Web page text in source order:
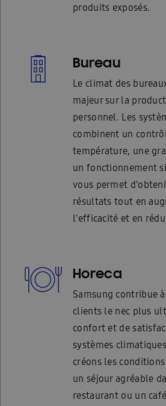
produits exposés.
Bureau
Le climat des
majeur sur la
personnel. Les
combinent un
température, une
un fonctionnement
vous permet
résultats tout en
l'efficacité et en
Horeca
Samsung contribue
clients le nec plus
confort et de
systèmes
créons les
un séjour agréable
restaurant ou un